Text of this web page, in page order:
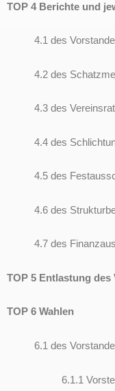
TOP 4 Berichte und
4.1 des
4.2 des
4.3 des
4.4 des
4.5 des
4.6 des
4.7 des
TOP 5 Entlastung des
TOP 6 Wahlen
6.1 des
6.1.1